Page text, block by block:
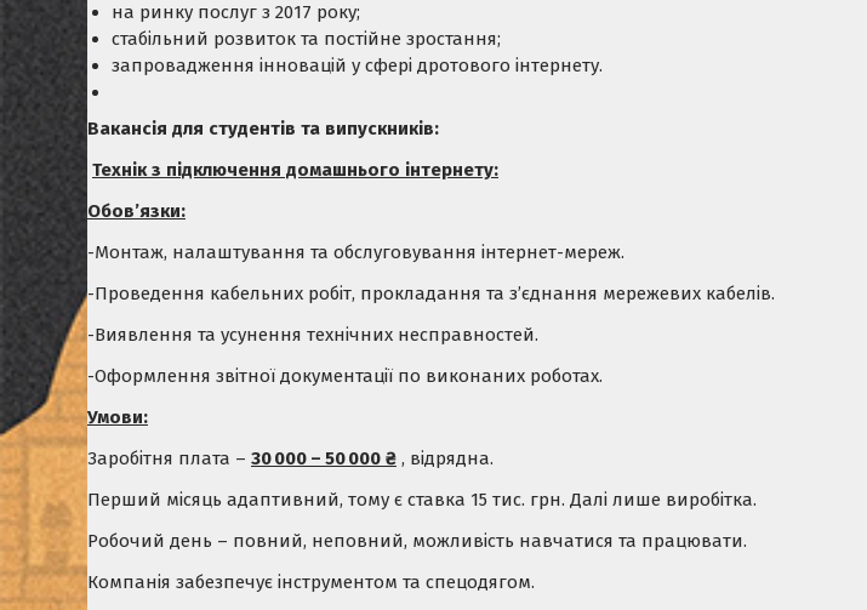
на ринку послуг з 2017 року;
стабільний розвиток та постійне зростання;
запровадження інновацій у сфері дротового інтернету.
Вакансія для студентів та випускників:
Технік з підключення домашнього інтернету:
Обов’язки:
-Монтаж, налаштування та обслуговування інтернет-мереж.
-Проведення кабельних робіт, прокладання та з’єднання мережевих кабелів.
-Виявлення та усунення технічних несправностей.
-Оформлення звітної документації по виконаних роботах.
Умови:
Заробітня плата – 30 000 – 50 000 ₴ , відрядна.
Перший місяць адаптивний, тому є ставка 15 тис. грн. Далі лише виробітка.
Робочий день – повний, неповний, можливість навчатися та працювати.
Компанія забезпечує інструментом та спецодягом.